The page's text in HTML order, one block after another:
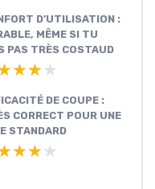
D’UTILISATION :
MÊME SI TU
PAS TRÈS COSTAUD
DE COUPE :
CORRECT POUR UNE
STANDARD